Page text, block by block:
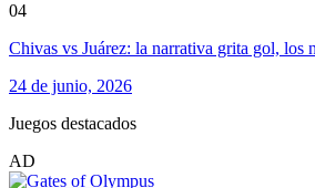
04
Chivas vs Juárez: la narrativa grita gol, los
24 de junio, 2026
Juegos destacados
AD